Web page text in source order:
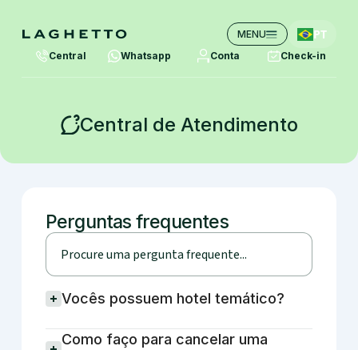
MENU PT
Central Whatsapp Conta Check-in
Central de Atendimento
Perguntas frequentes
Vocês possuem hotel temático?
Como faço para cancelar uma